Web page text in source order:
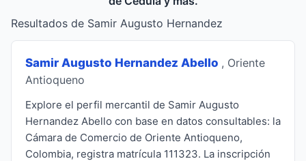
Resultados de Samir Augusto Hernandez
Samir Augusto Hernandez Abello , Oriente
Antioqueno
Explore el perfil mercantil de Samir Augusto
Hernandez Abello con base en datos consultables: la
Cámara de Comercio de Oriente Antioqueno,
Colombia, registra matrícula 111323. La inscripción